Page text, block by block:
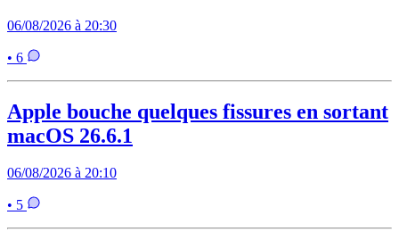
06/08/2026 à 20:30
• 6
Apple bouche quelques fissures en sortant
macOS 26.6.1
06/08/2026 à 20:10
• 5